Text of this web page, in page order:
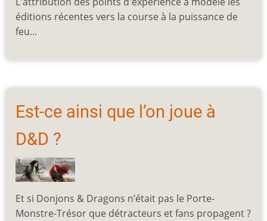
éditions récentes vers la course à la puissance de
feu...
Est-ce ainsi que l’on joue à
D&D ?
Et si Donjons & Dragons n’était pas le Porte-
Monstre-Trésor que détracteurs et fans propagent ?